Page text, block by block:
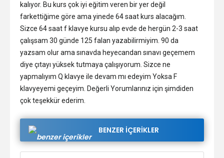
kalıyor. Bu kurs çok iyi eğitim veren bir yer değil
farkettiğime göre ama yinede 64 saat kurs alacağım.
Sizce 64 saat f klavye kursu alıp evde de hergün 2-3 saat
çalışsam 30 günde 125 falan yazabilirmiyim. 90 da
yazsam olur ama sınavda heyecandan sınavı geçemem
diye çıtayı yüksek tutmaya çalışıyorum. Sizce ne
yapmalıyım Q klavye ile devam mı edeyim Yoksa F
klavyeyemi geçeyim. Değerli Yorumlarınız için şimdiden
çok teşekkür ederim.
BENZER İÇERİKLER